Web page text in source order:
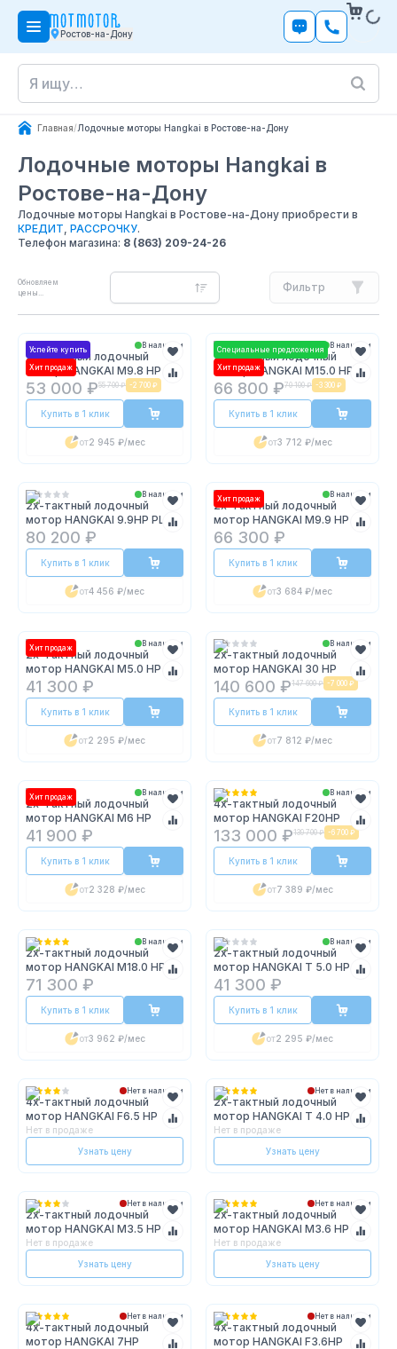
Ростов-на-Дону
Главная/Лодочные моторы Hangkai в Ростове-на-Дону
Лодочные моторы Hangkai в
Ростове-на-Дону
Лодочные моторы Hangkai в Ростове-на-Дону приобрести в
КРЕДИТ, РАССРОЧКУ.
Телефон магазина: 8 (863) 209-24-26
Обновляем
цены...
Фильтр
Успейте купить
Хит продаж
В наличии
2х-тактный лодочный
мотор HANGKAI M9.8 HP
53 000 ₽55 700 ₽ -2 700 ₽
Купить в 1 клик
от2 945 ₽/мес
Специальные предложения
Хит продаж
В наличии
2х-тактный лодочный
мотор HANGKAI M15.0 HP
66 800 ₽70 100 ₽ -3 300 ₽
Купить в 1 клик
от3 712 ₽/мес
В наличии
2х-тактный лодочный
мотор HANGKAI 9.9HP PLUS
80 200 ₽
Купить в 1 клик
от4 456 ₽/мес
Хит продаж В наличии
2х-тактный лодочный
мотор HANGKAI M9.9 HP
66 300 ₽
Купить в 1 клик
от3 684 ₽/мес
Хит продаж В наличии
2х-тактный лодочный
мотор HANGKAI M5.0 HP
41 300 ₽
Купить в 1 клик
от2 295 ₽/мес
В наличии
2х-тактный лодочный
мотор HANGKAI 30 HP
140 600 ₽147 600 ₽ -7 000 ₽
Купить в 1 клик
от7 812 ₽/мес
Хит продаж В наличии
2х-тактный лодочный
мотор HANGKAI M6 HP
41 900 ₽
Купить в 1 клик
от2 328 ₽/мес
В наличии
4х-тактный лодочный
мотор HANGKAI F20HP
133 000 ₽139 700 ₽ -6 700 ₽
Купить в 1 клик
от7 389 ₽/мес
В наличии
2х-тактный лодочный
мотор HANGKAI M18.0 HP
71 300 ₽
Купить в 1 клик
от3 962 ₽/мес
В наличии
2х-тактный лодочный
мотор HANGKAI T 5.0 HP
41 300 ₽
Купить в 1 клик
от2 295 ₽/мес
Нет в наличии
4х-тактный лодочный
мотор HANGKAI F6.5 HP
Нет в продаже
Узнать цену
Нет в наличии
2х-тактный лодочный
мотор HANGKAI T 4.0 HP
Нет в продаже
Узнать цену
Нет в наличии
2х-тактный лодочный
мотор HANGKAI M3.5 HP
Нет в продаже
Узнать цену
Нет в наличии
2х-тактный лодочный
мотор HANGKAI M3.6 HP
Нет в продаже
Узнать цену
Нет в наличии
4х-тактный лодочный
мотор HANGKAI 7HP
Нет в наличии
4х-тактный лодочный
мотор HANGKAI F3.6HP